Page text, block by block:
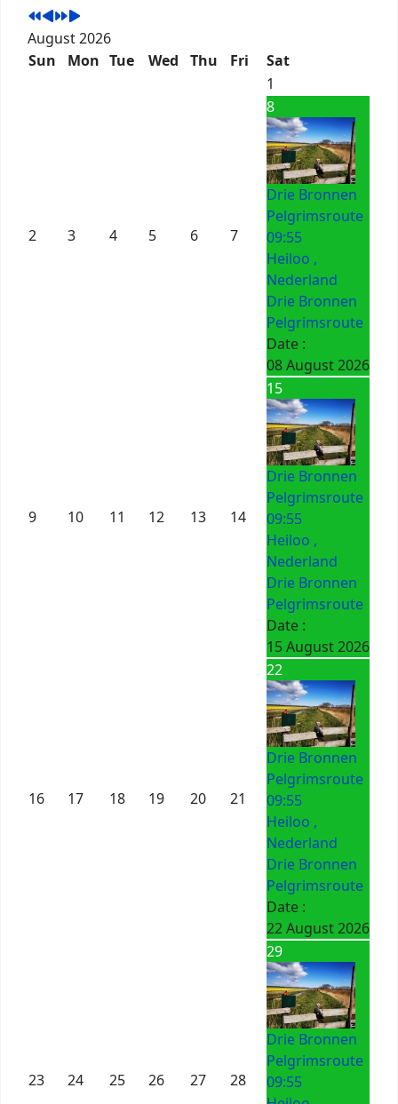
August 2026
Sun
Mon Tue Wed Thu Fri
Sat
1
2 3 4 5 6 7
8
Drie Bronnen
Pelgrimsroute
09:55
Heiloo ,
Nederland
Drie Bronnen
Pelgrimsroute
Date :
08 August 2026
9 10 11 12 13 14
15
Drie Bronnen
Pelgrimsroute
09:55
Heiloo ,
Nederland
Drie Bronnen
Pelgrimsroute
Date :
15 August 2026
16 17 18 19 20 21
22
Drie Bronnen
Pelgrimsroute
09:55
Heiloo ,
Nederland
Drie Bronnen
Pelgrimsroute
Date :
22 August 2026
23 24 25 26 27 28
29
Drie Bronnen
Pelgrimsroute
09:55